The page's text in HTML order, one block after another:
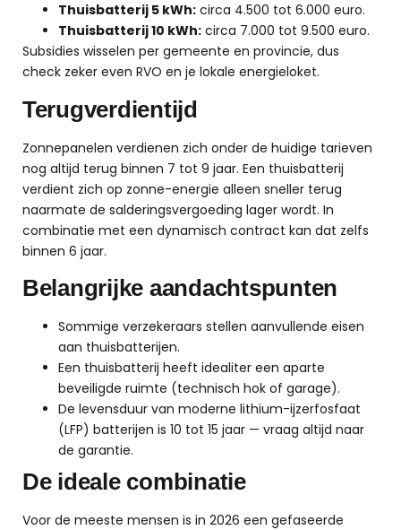
Thuisbatterij 5 kWh: circa 4.500 tot 6.000 euro.
Thuisbatterij 10 kWh: circa 7.000 tot 9.500 euro.
Subsidies wisselen per gemeente en provincie, dus
check zeker even RVO en je lokale energieloket.
Terugverdientijd
Zonnepanelen verdienen zich onder de huidige tarieven
nog altijd terug binnen 7 tot 9 jaar. Een thuisbatterij
verdient zich op zonne-energie alleen sneller terug
naarmate de salderingsvergoeding lager wordt. In
combinatie met een dynamisch contract kan dat zelfs
binnen 6 jaar.
Belangrijke aandachtspunten
Sommige verzekeraars stellen aanvullende eisen
aan thuisbatterijen.
Een thuisbatterij heeft idealiter een aparte
beveiligde ruimte (technisch hok of garage).
De levensduur van moderne lithium-ijzerfosfaat
(LFP) batterijen is 10 tot 15 jaar — vraag altijd naar
de garantie.
De ideale combinatie
Voor de meeste mensen is in 2026 een gefaseerde